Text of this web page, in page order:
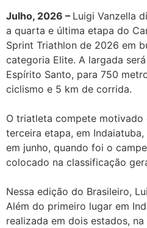
Julho, 2026 – Luigi Vanzella
a quarta e última etapa do
Sprint Triathlon de 2026 em
categoria Elite. A largada
Espírito Santo, para 750
ciclismo e 5 km de corrida.
O triatleta compete motivado
terceira etapa, em
em junho, quando foi o
colocado na classificação
Nessa edição do Brasileiro,
Além do primeiro lugar em
realizada em dois estados,